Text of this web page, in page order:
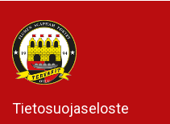
Tietosuojaseloste